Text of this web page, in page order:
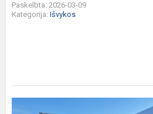
Paskelbta: 2026-03-09
Kategorija: Išvykos